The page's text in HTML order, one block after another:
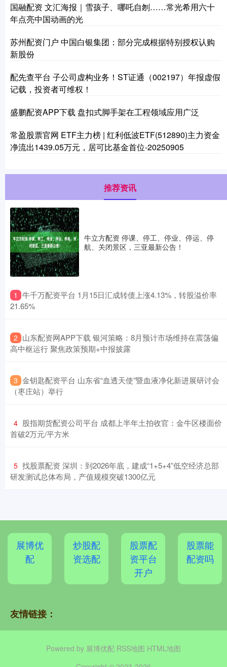
国融配资 文汇海报｜雪孩子、哪吒自刎……常光希用六十
年点亮中国动画的光
苏州配资门户 中国白银集团：部分完成根据特别授权认购
新股份
配先查平台 子公司虚构业务！ST证通（002197）年报虚假
记载，投资者可维权！
盛鹏配资APP下载 盘扣式脚手架在工程领域应用广泛
常盈股票官网 ETF主力榜 | 红利低波ETF(512890)主力资金
净流出1439.05万元，居可比基金首位-20250905
推荐资讯
牛立方配资 停课、停工、停业、停运、停
航、关闭景区，三亚最新公告！
1 ​牛千万配资平台 1月15日汇成转债上涨4.13%，转股溢价率
21.65%
2 ​山东配资网APP下载 银河策略：8月预计市场维持在震荡偏
高中枢运行 聚焦政策预期+中报披露
3 ​金钥匙配资平台 山东省“血透天使”暨血液净化新进展研讨会
（枣庄站）举行
4 ​股指期货配资公司平台 成都上半年土拍收官：金牛区楼面价
首破2万元/平方米
5 ​找股票配资 深圳：到2026年底，建成“1+5+4”低空经济总部
研发测试总体布局，产值规模突破1300亿元
展博优
配
炒股配
资选配
股票配
资平台
开户
股票能
配资吗
友情链接：
Powered by 展博优配 RSS地图 HTML地图